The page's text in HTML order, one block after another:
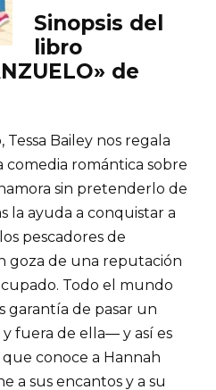
Sinopsis del
libro
de
Bailey nos regala
comedia romántica sobre
sin pretenderlo de
la ayuda a conquistar a
pescadores de
goza de una reputación
Todo el mundo
garantía de pasar un
fuera de ella― y así es
conoce a Hannah
a sus encantos y a su